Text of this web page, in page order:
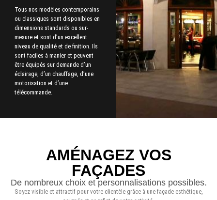
Tous nos modèles contemporains
ou classiques sont disponibles en
dimensions standards ou sur-
mesure et sont d’un excellent
niveau de qualité et de finition. Ils
sont faciles à manier et peuvent
être équipés sur demande d’un
éclairage, d’un chauffage, d’une
motorisation et d’une
télécommande.
AMÉNAGEZ VOS
FAÇADES
De nombreux choix et personnalisations possibles.
Soyez visible et attractif pour votre clientèle grâce à une façade esthétique,